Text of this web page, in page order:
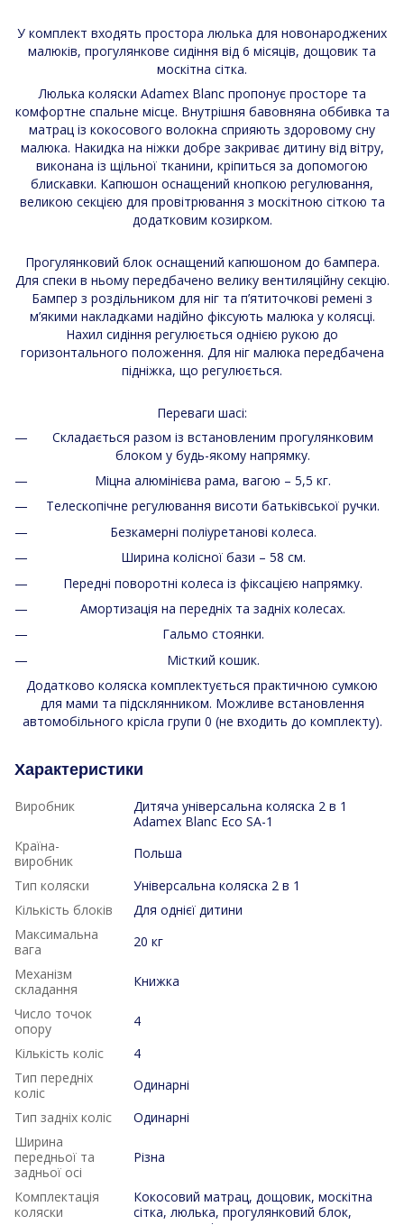
У комплект входять простора люлька для новонароджених
малюків, прогулянкове сидіння від 6 місяців, дощовик та
москітна сітка.
Люлька коляски Adamex Blanc пропонує просторе та
комфортне спальне місце. Внутрішня бавовняна оббивка та
матрац із кокосового волокна сприяють здоровому сну
малюка. Накидка на ніжки добре закриває дитину від вітру,
виконана із щільної тканини, кріпиться за допомогою
блискавки. Капюшон оснащений кнопкою регулювання,
великою секцією для провітрювання з москітною сіткою та
додатковим козирком.
Прогулянковий блок оснащений капюшоном до бампера.
Для спеки в ньому передбачено велику вентиляційну секцію.
Бампер з роздільником для ніг та п’ятиточкові ремені з
м’якими накладками надійно фіксують малюка у колясці.
Нахил сидіння регулюється однією рукою до
горизонтального положення. Для ніг малюка передбачена
підніжка, що регулюється.
Переваги шасі:
Складається разом із встановленим прогулянковим
блоком у будь-якому напрямку.
Міцна алюмінієва рама, вагою – 5,5 кг.
Телескопічне регулювання висоти батьківської ручки.
Безкамерні поліуретанові колеса.
Ширина колісної бази – 58 см.
Передні поворотні колеса із фіксацією напрямку.
Амортизація на передніх та задніх колесах.
Гальмо стоянки.
Місткий кошик.
Додатково коляска комплектується практичною сумкою
для мами та підсклянником. Можливе встановлення
автомобільного крісла групи 0 (не входить до комплекту).
Характеристики
Виробник
Дитяча універсальна коляска 2 в 1
Adamex Blanc Eco SA-1
Країна-
виробник
Польша
Тип коляски
Універсальна коляска 2 в 1
Кількість блоків
Для однієї дитини
Максимальна
вага
20 кг
Механізм
складання
Книжка
Число точок
опору
4
Кількість коліс
4
Тип передніх
коліс
Одинарні
Тип задніх коліс
Одинарні
Ширина
передньої та
задньої осі
Різна
Комплектація
коляски
Кокосовий матрац, дощовик, москітна
сітка, люлька, прогулянковий блок,